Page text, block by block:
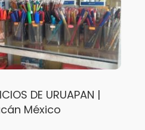
DE URUAPAN |
México